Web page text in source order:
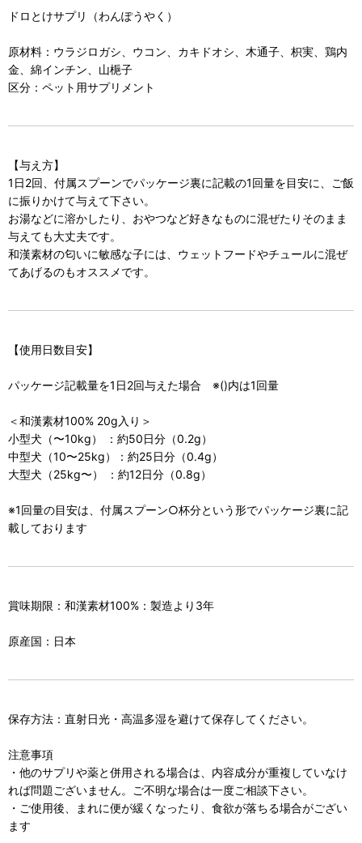
ドロとけサプリ（わんぽうやく）
原材料：ウラジロガシ、ウコン、カキドオシ、木通子、枳実、鶏内
金、綿インチン、山梔子
区分：ペット用サプリメント
【与え方】
1日2回、付属スプーンでパッケージ裏に記載の1回量を目安に、ご飯
に振りかけて与えて下さい。
お湯などに溶かしたり、おやつなど好きなものに混ぜたりそのまま
与えても大丈夫です。
和漢素材の匂いに敏感な子には、ウェットフードやチュールに混ぜ
てあげるのもオススメです。
【使用日数目安】
パッケージ記載量を1日2回与えた場合 ※()内は1回量
＜和漢素材100% 20g入り＞
小型犬（〜10kg） ：約50日分（0.2g）
中型犬（10〜25kg）：約25日分（0.4g）
大型犬（25kg〜） ：約12日分（0.8g）
※1回量の目安は、付属スプーン○杯分という形でパッケージ裏に記
載しております
賞味期限：和漢素材100%：製造より3年
原産国：日本
保存方法：直射日光・高温多湿を避けて保存してください。
注意事項
・他のサプリや薬と併用される場合は、内容成分が重複していなけ
れば問題ございません。ご不明な場合は一度ご相談下さい。
・ご使用後、まれに便が緩くなったり、食欲が落ちる場合がござい
ます